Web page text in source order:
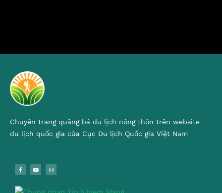
Chuyên trang quảng bá du lịch nông thôn trên website
du lịch quốc gia của Cục Du lịch Quốc gia Việt Nam